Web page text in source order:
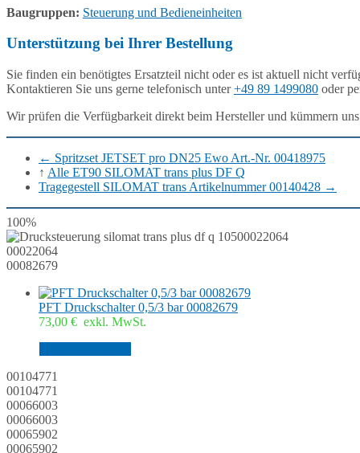
Baugruppen: Steuerung und Bedieneinheiten
Unterstützung bei Ihrer Bestellung
Sie finden ein benötigtes Ersatzteil nicht oder es ist aktuell nicht
Kontaktieren Sie uns gerne telefonisch unter+49 89 1499080 oder
Wir prüfen die Verfügbarkeit direkt beim Hersteller und kümmern
← Spritzset JETSET pro DN25 Ewo Art.-Nr. 00418975
↑ Alle ET90 SILOMAT trans plus DF Q
Tragegestell SILOMAT trans Artikelnummer 00140428 →
100%
00022064
00022064
00082679
PFT Druckschalter 0,5/3 bar 00082679
73,00 € exkl. MwSt.
00104771
00104771
00066003
00066003
00065902
00065902